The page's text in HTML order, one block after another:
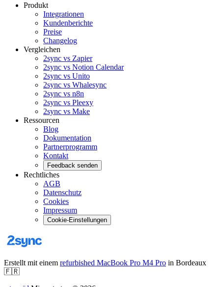
Produkt
Integrationen
Kundenberichte
Preise
Changelog
Vergleichen
2sync vs Zapier
2sync vs Notion Calendar
2sync vs Unito
2sync vs Whalesync
2sync vs n8n
2sync vs Pleexy
2sync vs Make
Ressourcen
Blog
Dokumentation
Partnerprogramm
Kontakt
Feedback senden
Rechtliches
AGB
Datenschutz
Cookies
Impressum
Cookie-Einstellungen
Erstellt mit einem refurbished MacBook Pro M4 Pro in Bordeaux
🇫🇷